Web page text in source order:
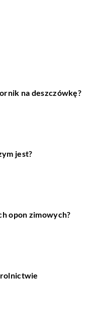
na deszczówkę?
jest?
opon zimowych?